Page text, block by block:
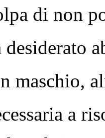
di non
desiderato
maschio,
a